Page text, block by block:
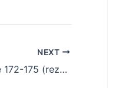
NEXT
Golden boy episoadele 172-175 (rezumat)